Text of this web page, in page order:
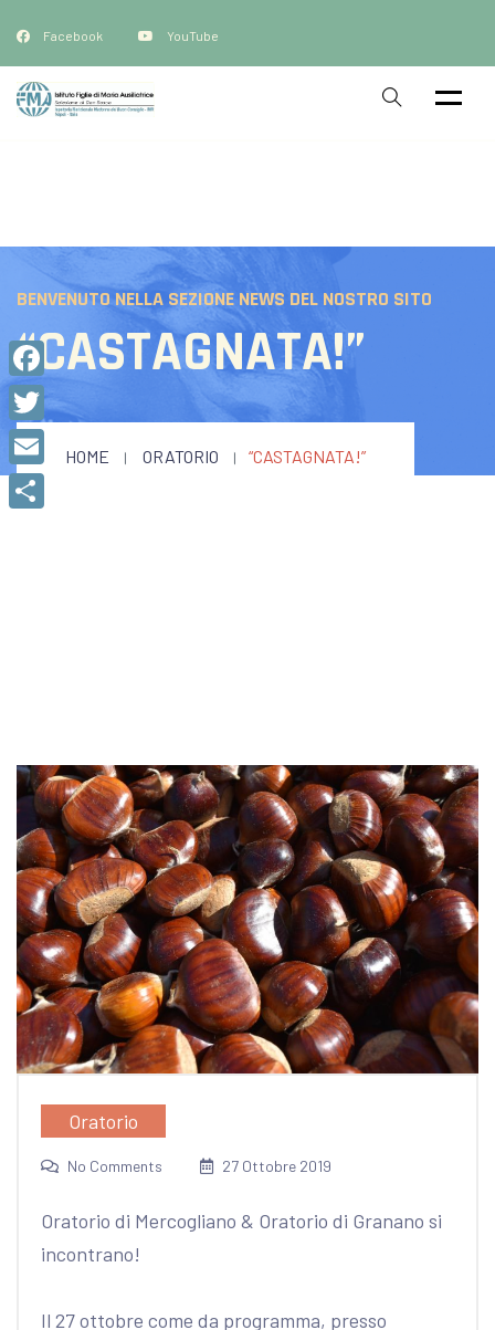
Facebook YouTube
BENVENUTO NELLA SEZIONE NEWS DEL NOSTRO SITO
“CASTAGNATA!”
HOME ORATORIO “CASTAGNATA!”
Oratorio
No Comments 27 Ottobre 2019
Oratorio di Mercogliano & Oratorio di Granano si
incontrano!
Il 27 ottobre come da programma, presso
Facebook
Twitter
Email